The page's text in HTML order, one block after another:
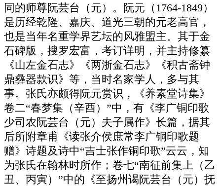
同的师尊阮芸台（元）。阮元（1764-1849）
是历经乾隆、嘉庆、道光三朝的元老高官，
也是当年名重学界艺坛的风雅盟主。其于金
石碑版，搜罗宏富，考订详明，并主持修纂
《山左金石志》《两浙金石志》《积古斋钟
鼎彝器款识》等，当时名家学人，多与其
事。张氏亦颇得阮元赏识，《养素堂诗集》
卷二“春梦集（辛酉）”中，有《李广铜印歌
少司农阮芸台（元）夫子属作》长篇，据其
后所附章甫《读张介侯庶常李广铜印歌题
赠》诗题及诗中“吉士张作铜印歌”云云，知
为张氏在翰林时所作；卷七“南征前集上（乙
丑、丙寅）”中的《至扬州谒阮芸台（元）抚